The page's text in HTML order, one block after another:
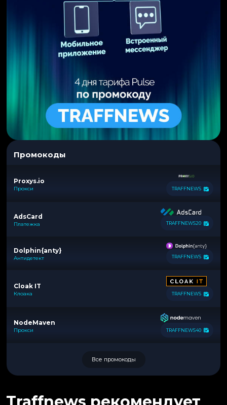
Промокоды
Proxys.io
Прокси TRAFFNEWS
AdsCard
Платежка TRAFFNEWS20
Dolphin{anty}
Антидетект TRAFFNEWS
Cloak IT
Клоака TRAFFNEWS
NodeMaven
Прокси TRAFFNEWS40
Все промокоды